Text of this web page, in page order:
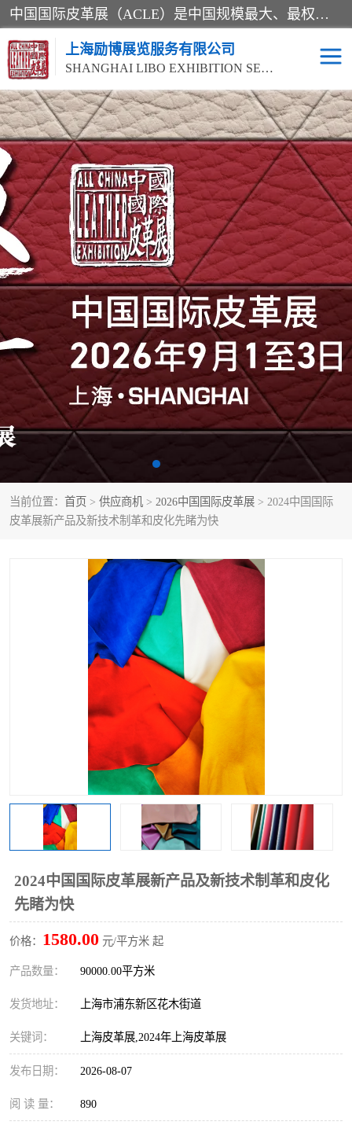
中国国际皮革展（ACLE）是中国规模最大、最权威的国际皮革盛会，自创办以来一直由中国皮革协会（CLIA）和亚太区皮革展有限公司（APLF）共同举办
上海励博展览服务有限公司
SHANGHAI LIBO EXHIBITION SERVICE CO.,LTD
当前位置： 首页 > 供应商机 > 2026中国国际皮革展 > 2024中国国际
皮革展新产品及新技术制革和皮化先睹为快
2024中国国际皮革展新产品及新技术制革和皮化
先睹为快
价格： 1580.00 元/平方米 起
产品数量： 90000.00平方米
发货地址： 上海市浦东新区花木街道
关键词： 上海皮革展,2024年上海皮革展
发布日期： 2026-08-07
阅 读 量： 890
2026中国国际皮革展
ACLE
2026上海皮革机械展
2026上海合成革展会 2026中国国际皮革展
2026中国国际皮革展
ACLE
2026中国国际皮革展